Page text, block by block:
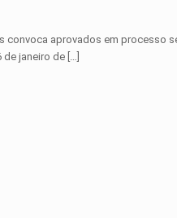
convoca aprovados em processo
de janeiro de […]